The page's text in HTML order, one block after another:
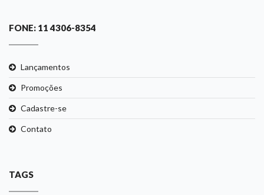
FONE: 11 4306-8354
Lançamentos
Promoções
Cadastre-se
Contato
TAGS